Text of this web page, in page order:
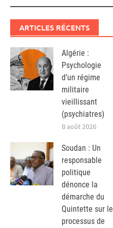
ARTICLES RÉCENTS
Algérie :
Psychologie
d’un régime
militaire
vieillissant
(psychiatres)
8 août 2026
Soudan : Un
responsable
politique
dénonce la
démarche du
Quintette sur le
processus de